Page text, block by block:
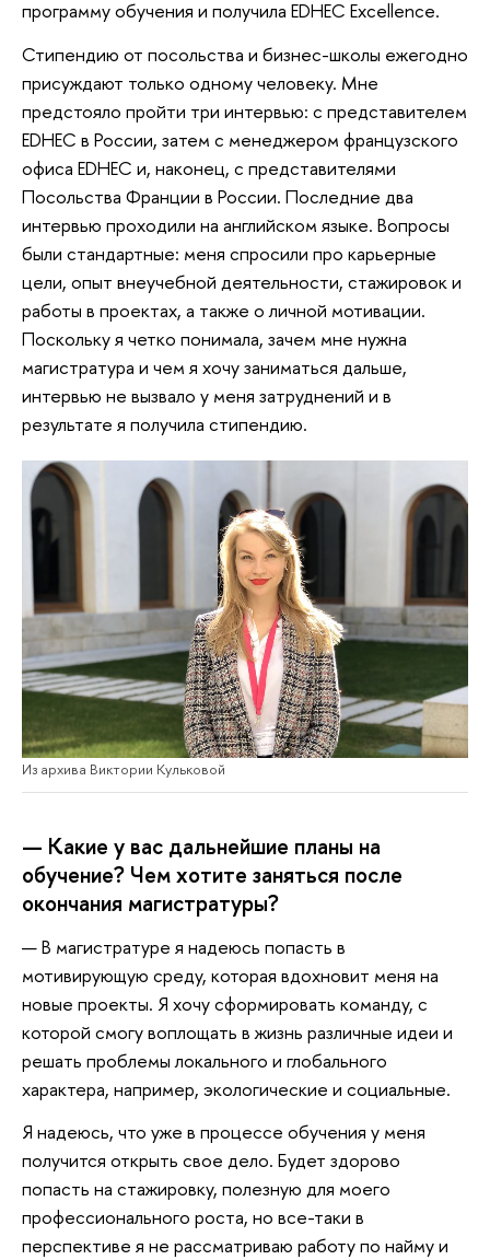
программу обучения и получила EDHEC Excellence.
Стипендию от посольства и бизнес-школы ежегодно
присуждают только одному человеку. Мне
предстояло пройти три интервью: с представителем
EDHEC в России, затем с менеджером французского
офиса EDHEC и, наконец, с представителями
Посольства Франции в России. Последние два
интервью проходили на английском языке. Вопросы
были стандартные: меня спросили про карьерные
цели, опыт внеучебной деятельности, стажировок и
работы в проектах, а также о личной мотивации.
Поскольку я четко понимала, зачем мне нужна
магистратура и чем я хочу заниматься дальше,
интервью не вызвало у меня затруднений и в
результате я получила стипендию.
Из архива Виктории Кульковой
— Какие у вас дальнейшие планы на
обучение? Чем хотите заняться после
окончания магистратуры?
— В магистратуре я надеюсь попасть в
мотивирующую среду, которая вдохновит меня на
новые проекты. Я хочу сформировать команду, с
которой смогу воплощать в жизнь различные идеи и
решать проблемы локального и глобального
характера, например, экологические и социальные.
Я надеюсь, что уже в процессе обучения у меня
получится открыть свое дело. Будет здорово
попасть на стажировку, полезную для моего
профессионального роста, но все-таки в
перспективе я не рассматриваю работу по­ найму и